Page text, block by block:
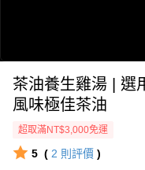
茶油養生雞湯 | 選
風味極佳茶油
超取滿NT$3,000免運
5 ( 2 則評價 )